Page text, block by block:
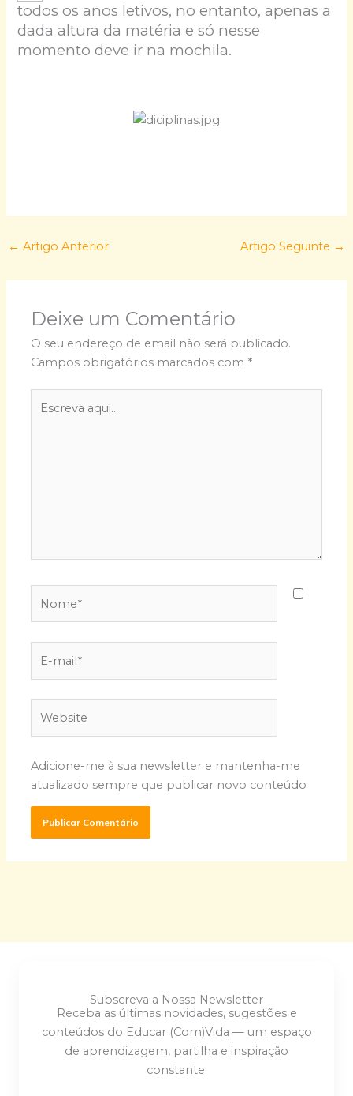
todos os anos letivos, no entanto, apenas a
dada altura da matéria e só nesse
momento deve ir na mochila.
← Artigo Anterior Artigo Seguinte →
Deixe um Comentário
O seu endereço de email não será publicado.
Campos obrigatórios marcados com *
aqui...
mail*
Adicione-me à sua newsletter e mantenha-me
atualizado sempre que publicar novo conteúdo
Subscreva a Nossa Newsletter
Receba as últimas novidades, sugestões e
conteúdos do Educar (Com)Vida — um espaço
de aprendizagem, partilha e inspiração
constante.